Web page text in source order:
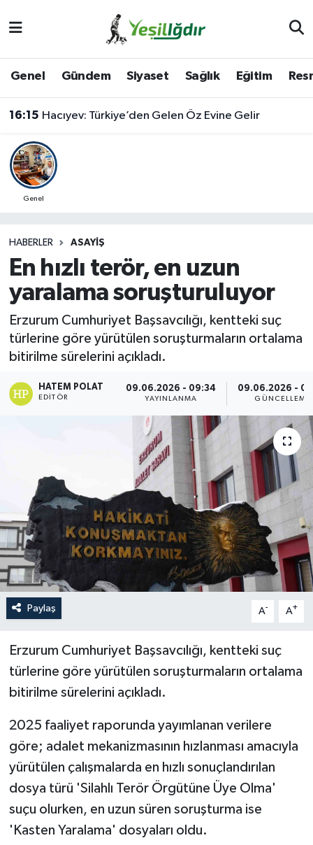
Genel Gündem Siyaset Sağlık Eğitim
16:15 Hacıyev: Türkiye’den Gelen Öz Evine Gelir
Genel
HABERLER ASAYIŞ
En hızlı terör, en uzun
yaralama soruşturuluyor
Erzurum Cumhuriyet Başsavcılığı, kentteki suç
türlerine göre yürütülen soruşturmaların ortalama
bitirilme sürelerini açıkladı.
HATEM POLAT
EDITÖR
09.06.2026 - 09:34
YAYINLANMA
09.06.2026 -
GÜNCELLEME
Paylaş A- A+
Erzurum Cumhuriyet Başsavcılığı, kentteki suç
türlerine göre yürütülen soruşturmaların ortalama
bitirilme sürelerini açıkladı.
2025 faaliyet raporunda yayımlanan verilere
göre; adalet mekanizmasının hızlanması amacıyla
yürütülen çalışmalarda en hızlı sonuçlandırılan
dosya türü 'Silahlı Terör Örgütüne Üye Olma'
suçu olurken, en uzun süren soruşturma ise
'Kasten Yaralama' dosyaları oldu.
İğdir Namaz Vakitleri
Iğdır Trafik Yoğunluk Haritası
Süper Lig Puan Durumu ve Fikstür
Son Dakika Haberleri
Haber Arşivi